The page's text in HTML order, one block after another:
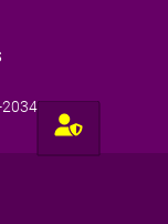
2034